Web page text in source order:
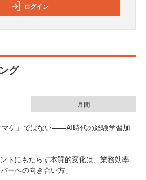
ログイン
グ
月間
マケ」ではない——AI時代の経験学習加
トにもたらす本質的変化は、業務効率
ーへの向き合い方」